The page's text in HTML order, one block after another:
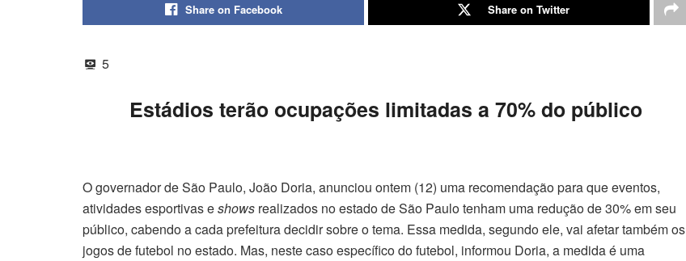
Share on Facebook Share on Twitter
5
Estádios terão ocupações limitadas a 70% do público
O governador de São Paulo, João Doria, anunciou ontem (12) uma recomendação para que eventos,
atividades esportivas eshows realizados no estado de São Paulo tenham uma redução de 30% em seu
público, cabendo a cada prefeitura decidir sobre o tema. Essa medida, segundo ele, vai afetar também os
jogos de futebol no estado. Mas, neste caso específico do futebol, informou Doria, a medida é uma